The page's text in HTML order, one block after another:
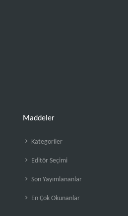
Maddeler
Kategoriler
Editör Seçimi
Son Yayımlananlar
En Çok Okunanlar